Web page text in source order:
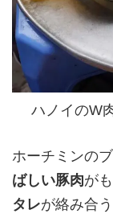
ハノイのW
ホーチミンの
ばしい豚肉が
タレが絡み合